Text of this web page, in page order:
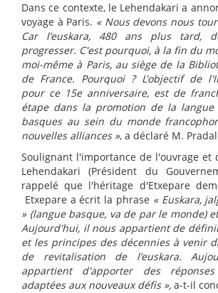
Dans ce contexte, le Lehendakari a
voyage à Paris. « Nous devons nous
Car l’euskara, 480 ans plus tard,
progresser. C'est pourquoi, à la fin du
moi-même à Paris, au siège de la
de France. Pourquoi ? L'objectif de
pour ce 15e anniversaire, est de
étape dans la promotion de la
basques au sein du monde
nouvelles alliances », a déclaré M.
Soulignant l'importance de l'ouvrage et
Lehendakari (Président du
rappelé que l'héritage d'Etxepare
Etxepare a écrit la phrase « Euskara,
» (langue basque, va de par le monde)
Aujourd'hui, il nous appartient de
et les principes des décennies à venir
de revitalisation de l’euskara.
appartient d'apporter des
adaptées aux nouveaux défis », a-t-il